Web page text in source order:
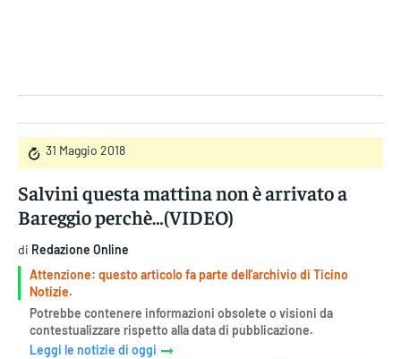
31 Maggio 2018
Salvini questa mattina non è arrivato a
Bareggio perchè…(VIDEO)
di Redazione Online
Attenzione: questo articolo fa parte dell'archivio di Ticino
Notizie.
Potrebbe contenere informazioni obsolete o visioni da
contestualizzare rispetto alla data di pubblicazione.
Leggi le notizie di oggi